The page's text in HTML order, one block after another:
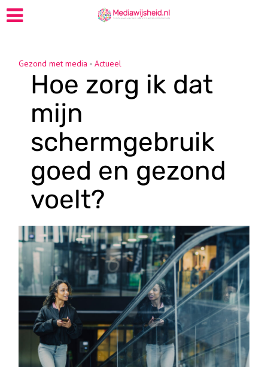
Gezond met media • Actueel
Hoe zorg ik dat
mijn
schermgebruik
goed en gezond
voelt?